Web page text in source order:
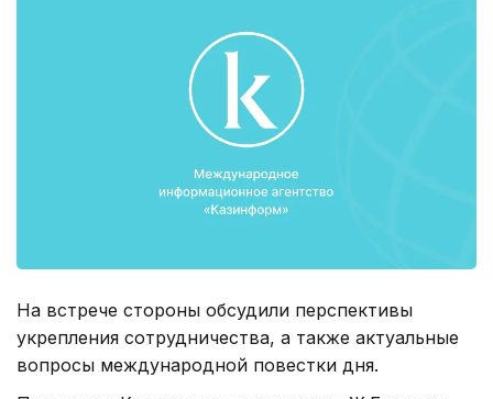
На встрече стороны обсудили перспективы
укрепления сотрудничества, а также актуальные
вопросы международной повестки дня.